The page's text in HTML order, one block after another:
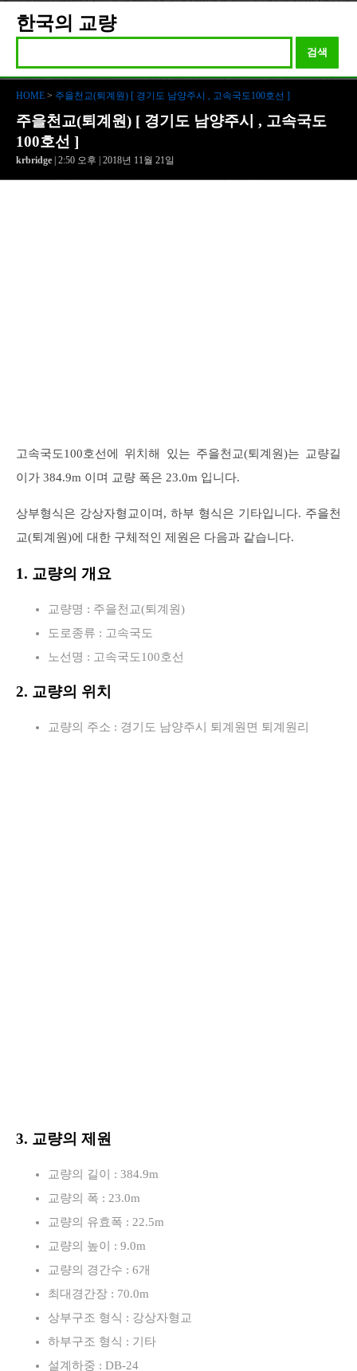
한국의 교량
검색
HOME > 주을천교(퇴계원) [ 경기도 남양주시 , 고속국도100호선 ]
주을천교(퇴계원) [ 경기도 남양주시 , 고속국도
100호선 ]
krbridge | 2:50 오후 | 2018년 11월 21일
고속국도100호선에 위치해 있는 주을천교(퇴계원)는 교량길
이가 384.9m 이며 교량 폭은 23.0m 입니다.
상부형식은 강상자형교이며, 하부 형식은 기타입니다. 주을천
교(퇴계원)에 대한 구체적인 제원은 다음과 같습니다.
1. 교량의 개요
교량명 : 주을천교(퇴계원)
도로종류 : 고속국도
노선명 : 고속국도100호선
2. 교량의 위치
교량의 주소 : 경기도 남양주시 퇴계원면 퇴계원리
3. 교량의 제원
교량의 길이 : 384.9m
교량의 폭 : 23.0m
교량의 유효폭 : 22.5m
교량의 높이 : 9.0m
교량의 경간수 : 6개
최대경간장 : 70.0m
상부구조 형식 : 강상자형교
하부구조 형식 : 기타
설계하중 : DB-24